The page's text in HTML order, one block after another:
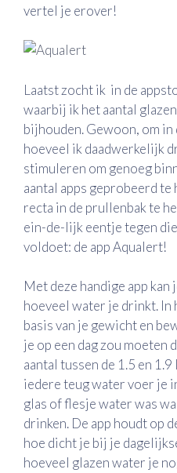
vertel je erover!
Laatst zocht ik in de
waarbij ik het aantal
bijhouden. Gewoon, om in
hoeveel ik daadwerkelijk
stimuleren om genoeg
aantal apps geprobeerd te
recta in de prullenbak te
ein-de-lijk eentje tegen
voldoet: de app Aqualert!
Met deze handige app kan
hoeveel water je drinkt. In
basis van je gewicht en
je op een dag zou
aantal tussen de 1.5 en
iedere teug water voer je
glas of flesje water was
drinken. De app houdt op
hoe dicht je bij je
hoeveel glazen water je